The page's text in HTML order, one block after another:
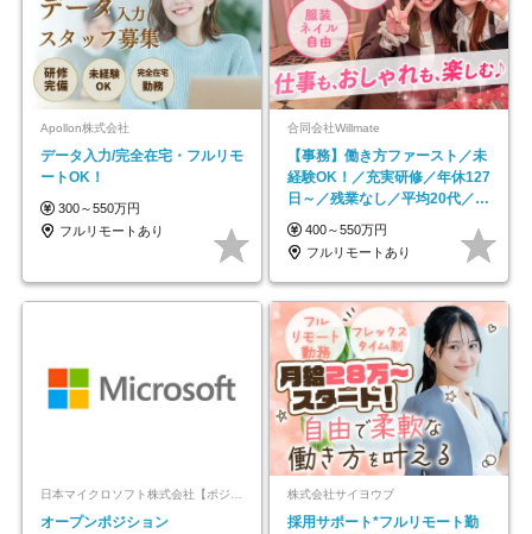
Apollon株式会社
データ入力/完全在宅・フルリモ
ートOK！
300～550万円
フルリモートあり
合同会社Willmate
【事務】働き方ファースト／未
経験OK！／充実研修／年休127
日～／残業なし／平均20代／リ
モートOK
400～550万円
フルリモートあり
日本マイクロソフト株式会社【ポジションマッチ登録】
オープンポジション
株式会社サイヨウブ
採用サポート*フルリモート勤